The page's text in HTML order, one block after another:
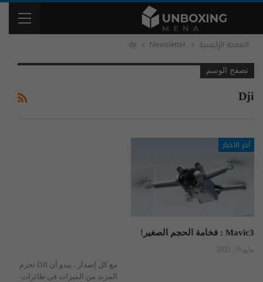
الصفحة الرئيسية Newsletter
dji
تصفح الوسم
Dji
آخر الاخبار
Mavic3 : فخامة الحجم الصغير!
مايو 16, 2022
مع كل إصدار ، يبدو أن DJI تحزم
المزيد من الميزات في طائرات